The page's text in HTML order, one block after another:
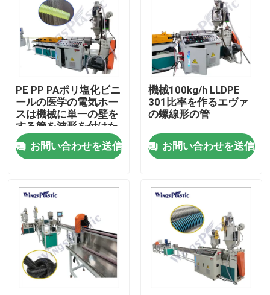
私達について
工場旅行
品質管理
私達に連絡しなさい
プラスチック管の放出ライン
プラスチック管の押出機機械
HDPEの管の押出機機械
PE PP PAポリ塩化ビニ
ールの医学の電気ホー
スは機械に単一の壁を
する管を波形を付けた
お問い合わせを送信
機械100kg/h LLDPE
301比率を作るエヴァ
の螺線形の管
お問い合わせを送信